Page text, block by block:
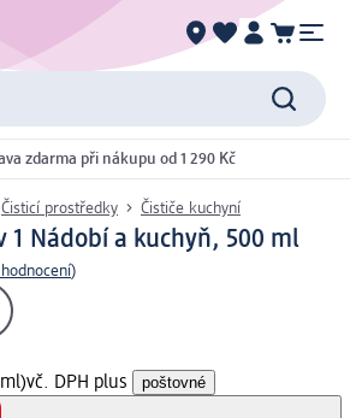
zdarma při nákupu od 1 290 Kč
Čisticí prostředky Čističe kuchyní
1 Nádobí a kuchyň, 500 ml
)
vč. DPH plus poštovné